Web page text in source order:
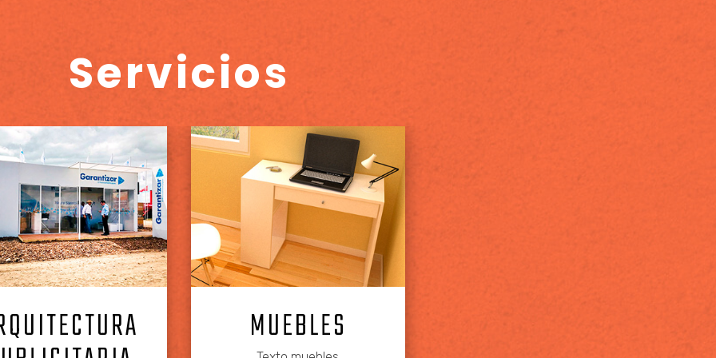
Servicios
MUEBLES